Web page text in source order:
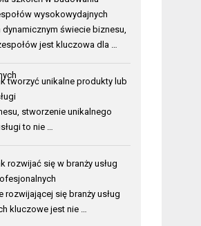
wysokowydajnych
świecie biznesu,
jest kluczowa dla …
tworzyć unikalne produkty lub
stworzenie unikalnego
to nie …
rozwijać się w branży usług
rozwijającej się branży usług
kluczowe jest nie …